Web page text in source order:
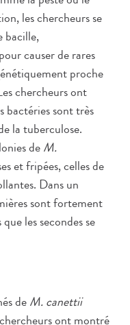
les chercheurs se
bacille,
causer de rares
proche
chercheurs ont
bactéries sont très
la tuberculose.
deM.
et fripées, celles de
Dans un
sont fortement
les secondes se
deM. canettii
ont montré